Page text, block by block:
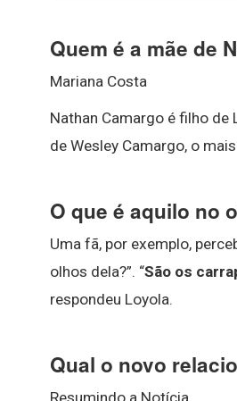
Quem é a mãe de
Mariana Costa
Nathan Camargo é filho de
de Wesley Camargo, o
O que é aquilo no
Uma fã, por exemplo,
olhos dela?”. “São os
respondeu Loyola.
Qual o novo
Resumindo a Notícia